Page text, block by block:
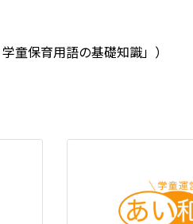
童保育用語の基礎知識」）